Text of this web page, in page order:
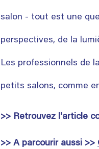
salon - tout est une
perspectives, de la
Les professionnels de
petits salons, comme
>> Retrouvez l'article
>> A parcourir aussi >>